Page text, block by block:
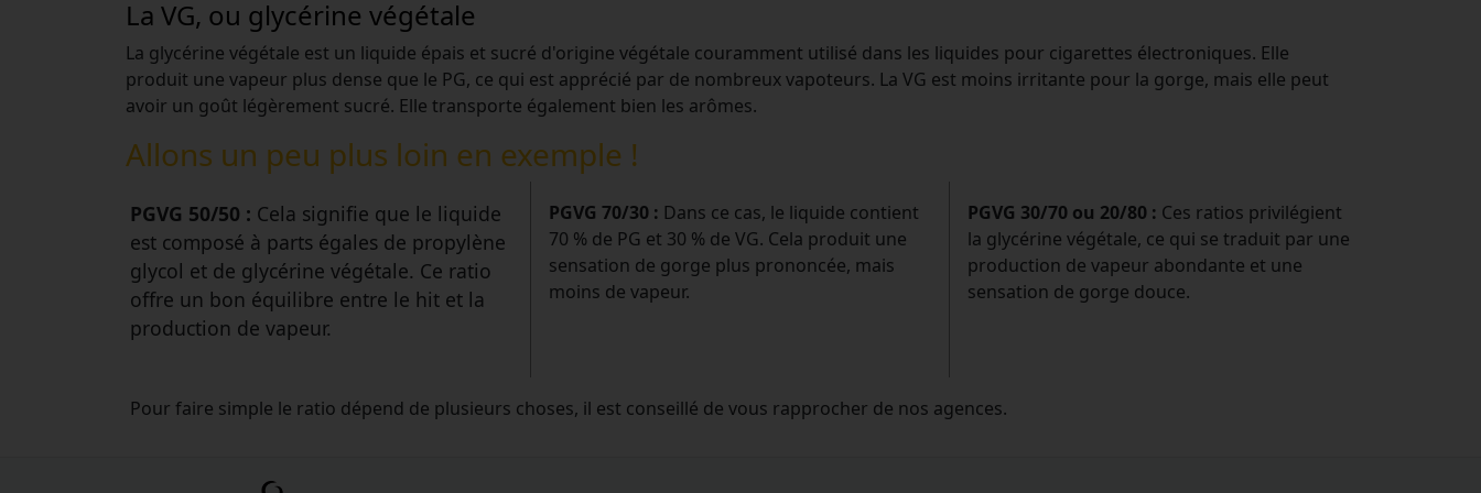
La VG, ou glycérine végétale
La glycérine végétale est un liquide épais et sucré d'origine végétale couramment utilisé dans les liquides pour cigarettes électroniques. Elle
produit une vapeur plus dense que le PG, ce qui est apprécié par de nombreux vapoteurs. La VG est moins irritante pour la gorge, mais elle peut
avoir un goût légèrement sucré. Elle transporte également bien les arômes.
Allons un peu plus loin en exemple !
PGVG 50/50 : Cela signifie que le liquide
est composé à parts égales de propylène
glycol et de glycérine végétale. Ce ratio
offre un bon équilibre entre le hit et la
production de vapeur.
PGVG 70/30 : Dans ce cas, le liquide contient
70 % de PG et 30 % de VG. Cela produit une
sensation de gorge plus prononcée, mais
moins de vapeur.
PGVG 30/70 ou 20/80 : Ces ratios privilégient
la glycérine végétale, ce qui se traduit par une
production de vapeur abondante et une
sensation de gorge douce.
Pour faire simple le ratio dépend de plusieurs choses, il est conseillé de vous rapprocher de nos agences.